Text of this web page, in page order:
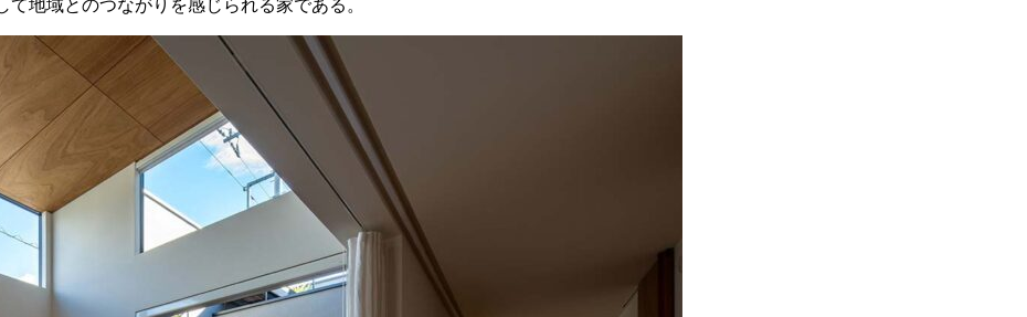
地域とのつながりを感じられる家である。